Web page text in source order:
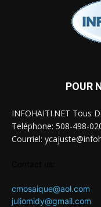
POUR
INFOHAITI.NET Tous
Teléphone: 508-498-
Courriel:
cmosaique@aol.com
juliomidy@gmail.com